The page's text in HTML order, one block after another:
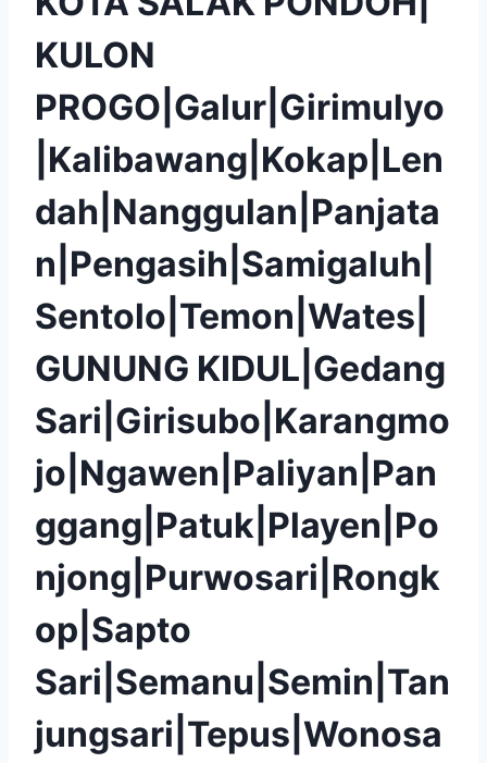
KULON
PROGO|Galur|Girimulyo
|Kalibawang|Kokap|Len
dah|Nanggulan|Panjata
n|Pengasih|Samigaluh|
Sentolo|Temon|Wates|
GUNUNG KIDUL|Gedang
Sari|Girisubo|Karangmo
jo|Ngawen|Paliyan|Pan
ggang|Patuk|Playen|Po
njong|Purwosari|Rongk
op|Sapto
Sari|Semanu|Semin|Tan
jungsari|Tepus|Wonosa